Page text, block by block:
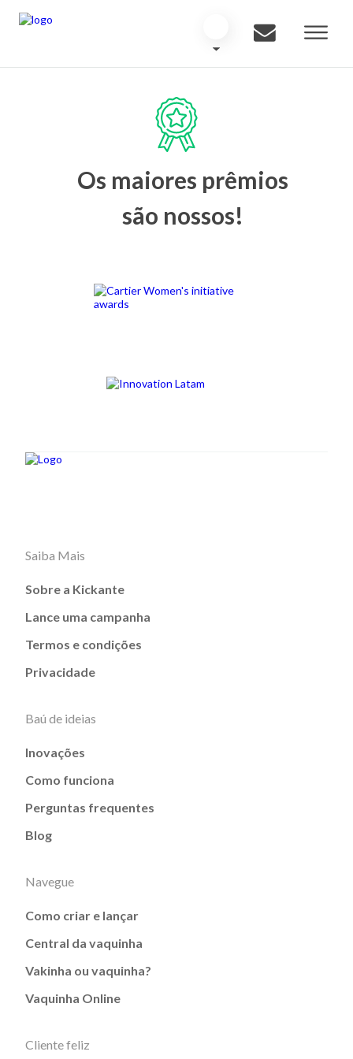
Os maiores prêmios
são nossos!
Saiba Mais
Sobre a Kickante
Lance uma campanha
Termos e condições
Privacidade
Baú de ideias
Inovações
Como funciona
Perguntas frequentes
Blog
Navegue
Como criar e lançar
Central da vaquinha
Vakinha ou vaquinha?
Vaquinha Online
Cliente feliz